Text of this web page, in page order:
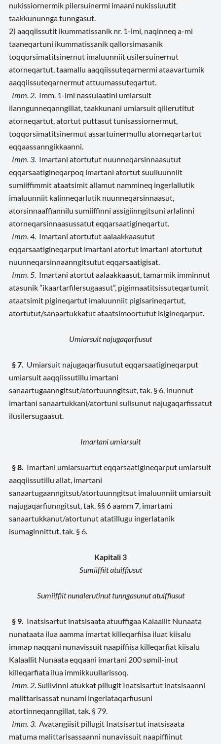
nukissiornermik pilersuinermi imaani nukissiuutit
taakkununnga tunngasut.
2) aaqqiissutit ikummatissanik nr. 1-imi, naqinneq a-mi
taaneqartuni ikummatissanik qallorsimasanik
toqqorsimatitsinernut imaluunniit usilersuinernut
atorneqartut, taamallu aaqqiissuteqarnermi ataavartumik
aaqqiissuteqarnermut attuumassuteqartut.
Imm. 2. Imm. 1-imi nassuiaatini umiarsuit
ilanngunneqanngillat, taakkunani umiarsuit qillerutitut
atorneqartut, atortut puttasut tunisassiornermut,
toqqorsimatitsinermut assartuinermullu atorneqartartut
eqqaassanngikkaanni.
Imm. 3. Imartani atortutut nuunneqarsinnaasutut
eqqarsaatigineqarpoq imartani atortut suulluunniit
sumiiffimmit ataatsimit allamut nammineq ingerlallutik
imaluunniit kalinneqarlutik nuunneqarsinnaasut,
atorsinnaaffiannilu sumiiffinni assigiinngitsuni arlalinni
atorneqarsinnaasussatut eqqarsaatigineqartut.
Imm. 4. Imartani atortutut aalaakkaasutut
eqqarsaatigineqarput imartani atortut imartani atortutut
nuunneqarsinnaanngitsutut eqqarsaatigisat.
Imm. 5. Imartani atortut aalaakkaasut, tamarmik imminnut
atasunik ”ikaartarfilersugaasut”, piginnaatitsissuteqartumit
ataatsimit pigineqartut imaluunniit pigisarineqartut,
atortutut/sanaartukkatut ataatsimoortutut isigineqarput.
Umiarsuit najugaqarfiusut
§ 7. Umiarsuit najugaqarfiusutut eqqarsaatigineqarput
umiarsuit aaqqiissutillu imartani
sanaartugaanngitsut/atortuunngitsut, tak. § 6, inunnut
imartani sanaartukkani/atortuni sulisunut najugaqarfissatut
ilusilersugaasut.
Imartani umiarsuit
§ 8. Imartani umiarsuartut eqqarsaatigineqarput umiarsuit
aaqqiissutillu allat, imartani
sanaartugaanngitsut/atortuunngitsut imaluunniit umiarsuit
najugaqarfiunngitsut, tak. §§ 6 aamm 7, imartami
sanaartukkanut/atortunut atatillugu ingerlatanik
isumaginnittut, tak. § 6.
Kapitali 3
Sumiiffiit atuiffiusut
Sumiiffiit nunalerutinut tunngasunut atuiffiusut
§ 9. Inatsisartut inatsisaata atuuffigaa Kalaallit Nunaata
nunataata ilua aamma imartat killeqarfiisa iluat kiisalu
immap naqqani nunavissuit naapiffiisa killeqarfiat kiisalu
Kalaallit Nunaata eqqaani imartani 200 sømil-inut
killeqarfiata ilua immikkuullarissoq.
Imm. 2 . Sullivinni atukkat pillugit Inatsisartut inatsisaanni
malittarisassat nunami ingerlataqarfiusuni
atortinneqanngillat, tak. § 79.
Imm. 3. Avatangiisit pillugit Inatsisartut inatsisaata
matuma malittarisassaanni nunavissuit naapiffiinut